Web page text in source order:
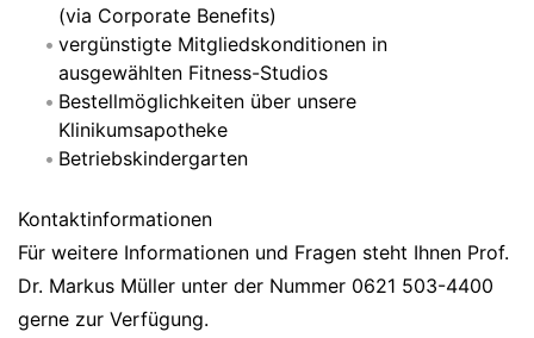
(via Corporate Benefits)
vergünstigte Mitgliedskonditionen in
ausgewählten Fitness-Studios
Bestellmöglichkeiten über unsere
Klinikumsapotheke
Betriebskindergarten
Kontaktinformationen
Für weitere Informationen und Fragen steht Ihnen Prof.
Dr. Markus Müller unter der Nummer 0621 503-4400
gerne zur Verfügung.